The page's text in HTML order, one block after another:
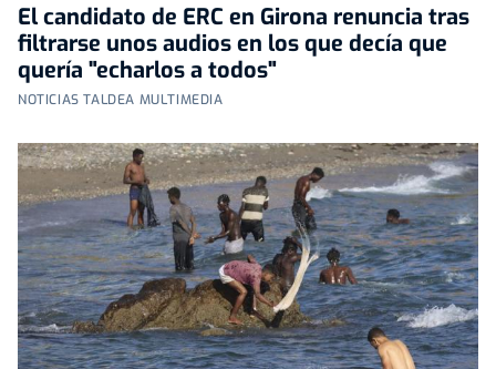
El candidato de ERC en Girona renuncia tras
filtrarse unos audios en los que decía que
quería "echarlos a todos"
NOTICIAS TALDEA MULTIMEDIA